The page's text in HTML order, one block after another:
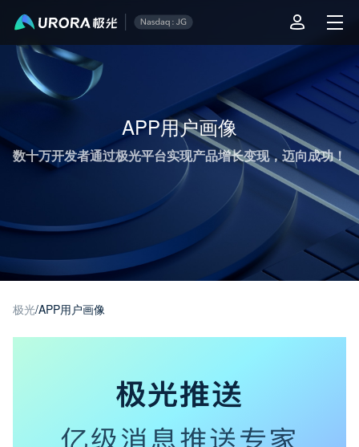
APP用户画像
数十万开发者通过极光平台实现产品增长变现，迈向成功！
极光/APP用户画像